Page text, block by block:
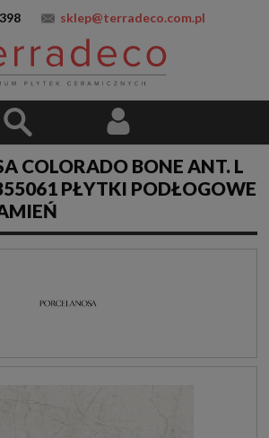
sklep@terradeco.com.pl
COLORADO BONE ANT. L
PŁYTKI PODŁOGOWE